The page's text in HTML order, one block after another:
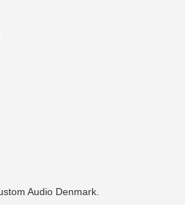
Audio Denmark.